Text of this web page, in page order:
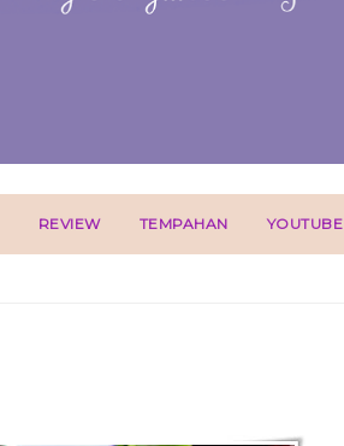
REVIEW TEMPAHAN YOUTUBE